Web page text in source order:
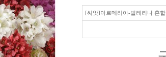
[씨앗]아르메리아-발레리나 혼합